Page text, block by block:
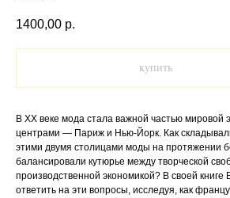
1400,00 р.
купить
В XX веке мода стала важной частью мировой
центрами — Париж и Нью-Йорк. Как
этими двумя столицами моды на протяжении
балансировали кутюрье между творческой
производственной экономикой? В своей книге
ответить на эти вопросы, исследуя, как